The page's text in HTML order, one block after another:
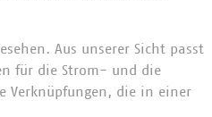
Aus unserer Sicht passt
für die Strom- und die
Verknüpfungen, die in einer